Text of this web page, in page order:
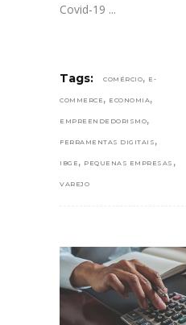
Covid-19
Tags: COMÉRCIO, E-
COMMERCE , ECONOMIA ,
EMPREENDEDORISMO,
FERRAMENTAS DIGITAIS ,
IBGE , PEQUENAS EMPRESAS ,
VAREJO